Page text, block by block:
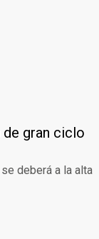
de gran ciclo
deberá a la alta